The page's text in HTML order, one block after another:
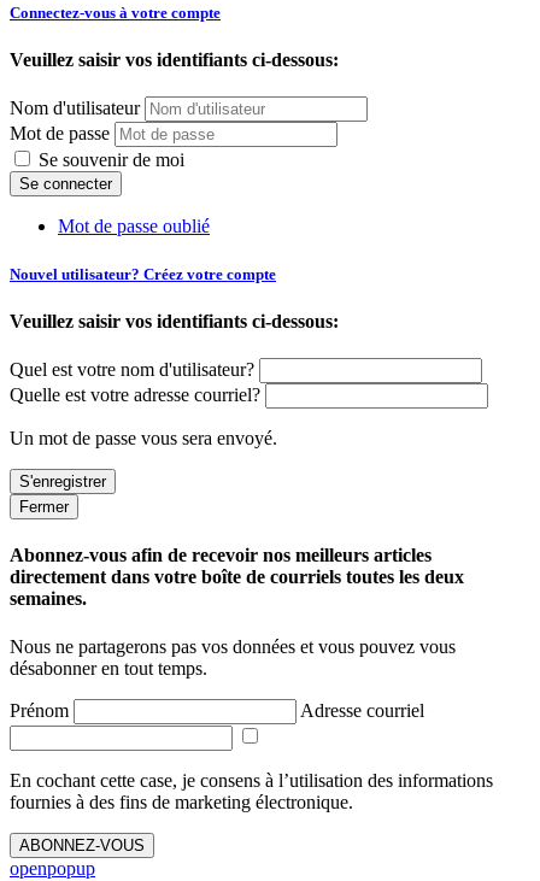
Connectez-vous à votre compte
Veuillez saisir vos identifiants ci-dessous:
Nom d'utilisateur
Mot de passe
Se souvenir de moi
Mot de passe oublié
Nouvel utilisateur? Créez votre compte
Veuillez saisir vos identifiants ci-dessous:
Quel est votre nom d'utilisateur?
Quelle est votre adresse courriel?
Un mot de passe vous sera envoyé.
Fermer
Abonnez-vous afin de recevoir nos meilleurs articles
directement dans votre boîte de courriels toutes les deux
semaines.
Nous ne partagerons pas vos données et vous pouvez vous
désabonner en tout temps.
Prénom Adresse courriel
En cochant cette case, je consens à l’utilisation des informations
fournies à des fins de marketing électronique.
ABONNEZ-VOUS
openpopup